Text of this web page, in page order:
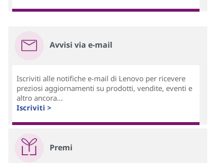
Avvisi via e-mail
Iscriviti alle notifiche e-mail di Lenovo per ricevere
preziosi aggiornamenti su prodotti, vendite, eventi e
altro ancora...
Iscriviti >
Premi